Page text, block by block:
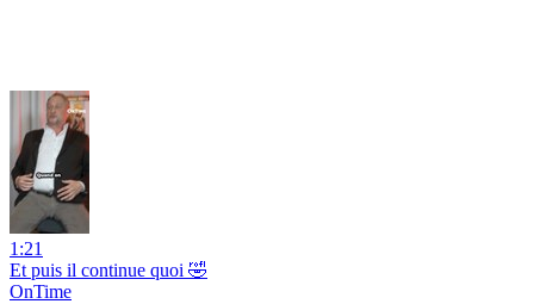
1:21
Et puis il continue quoi 🤣
OnTime